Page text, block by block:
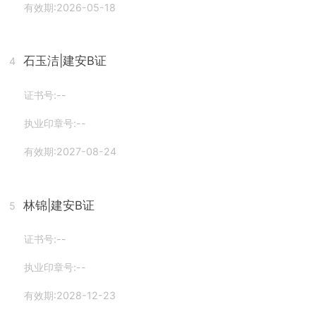
有效期:2026-05-18
4 石玉洁 |建安B证
证书号:--
执业印章号:--
有效期:2027-08-24
5 林锦 |建安B证
证书号:--
执业印章号:--
有效期:2028-12-23